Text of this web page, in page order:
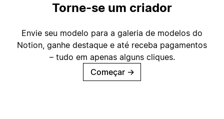
Torne-se um criador
Envie seu modelo para a galeria de modelos do
Notion, ganhe destaque e até receba pagamentos
– tudo em apenas alguns cliques.
Começar →